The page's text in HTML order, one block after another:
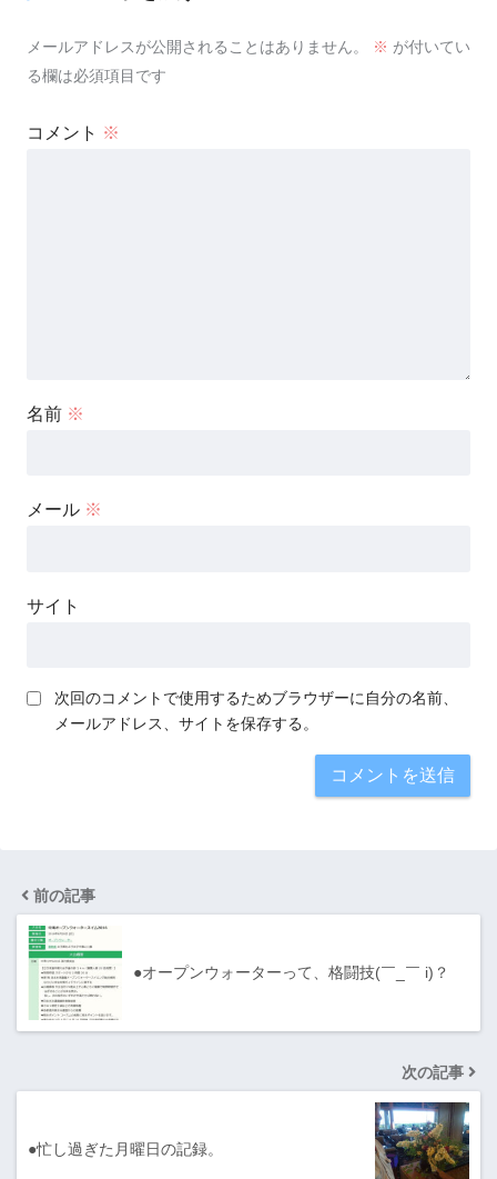
メールアドレスが公開されることはありません。 ※ が付いてい
る欄は必須項目です
コメント ※
名前 ※
メール ※
サイト
次回のコメントで使用するためブラウザーに自分の名前、
メールアドレス、サイトを保存する。
前の記事
●オープンウォーターって、格闘技(￣_￣ i)？
次の記事
●忙し過ぎた月曜日の記録。